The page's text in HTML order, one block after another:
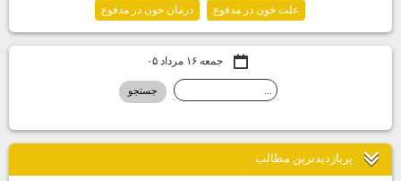
درمان شقاق بيماري شقاق درمان كيست مويي با ليزر
ليزر كيست مويي درمان كيست مويي كيست مويي
دكتر هموروئيد در تهران دكتر بواسير
علت خون در مدفوع درمان خون در مدفوع
جمعه ۱۶ مرداد ۰۵